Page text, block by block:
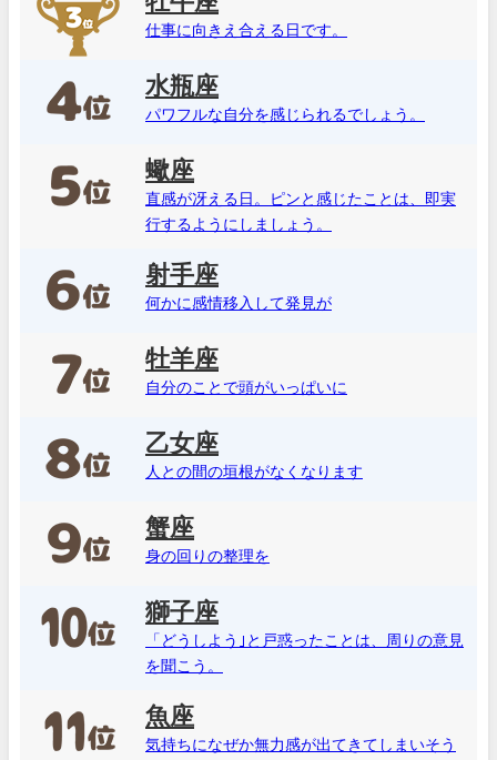
仕事に向きえ合える日です。
水瓶座
パワフルな自分を感じられるでしょう。
蠍座
直感が冴える日。ピンと感じたことは、即実
行するようにしましょう。
射手座
何かに感情移入して発見が
牡羊座
自分のことで頭がいっぱいに
乙女座
人との間の垣根がなくなります
蟹座
身の回りの整理を
獅子座
「どうしよう｣と戸惑ったことは、周りの意見
を聞こう。
魚座
気持ちになぜか無力感が出てきてしまいそう